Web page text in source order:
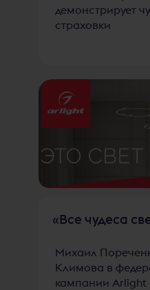
демонстрирует
страховки
«Все чудеса
Михаил
Климова в
кампании Arlight